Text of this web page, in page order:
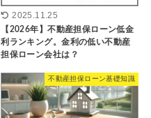
2025.11.25
【2026年】不動産担保ローン低金
利ランキング。金利の低い不動産
担保ローン会社は？
不動産担保ローン基礎知識